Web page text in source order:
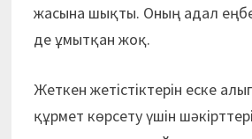
жасына шықты. Оның адал
де ұмытқан жоқ.
Жеткен жетістіктерін еске
құрмет көрсету үшін